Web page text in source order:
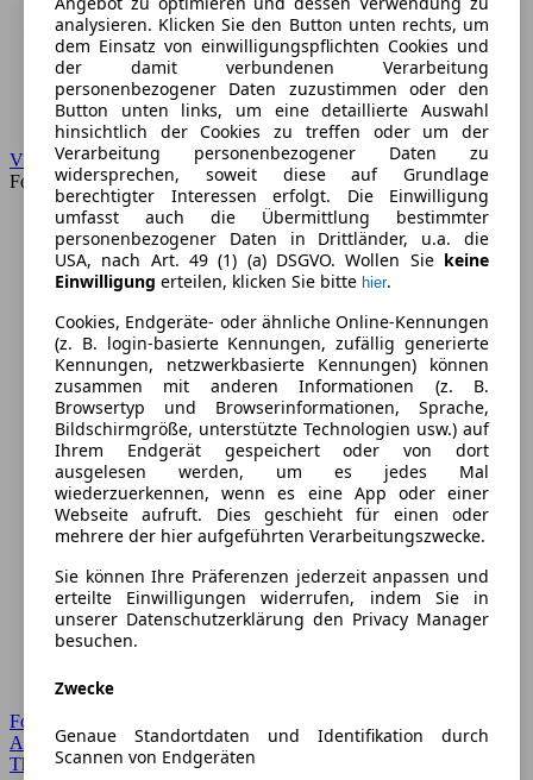
VW
Forum
Forum Startseite
Alle Auto-Foren
Themen-Forum
analysieren. Klicken Sie den Button unten rechts, um
dem Einsatz von einwilligungspflichten Cookies und
der damit verbundenen Verarbeitung
personenbezogener Daten zuzustimmen oder den
Button unten links, um eine detaillierte Auswahl
hinsichtlich der Cookies zu treffen oder um der
Verarbeitung personenbezogener Daten zu
widersprechen, soweit diese auf Grundlage
berechtigter Interessen erfolgt. Die Einwilligung
umfasst auch die Übermittlung bestimmter
personenbezogener Daten in Drittländer, u.a. die
USA, nach Art. 49 (1) (a) DSGVO. Wollen Sie keine
Einwilligung erteilen, klicken Sie bitte hier.
Cookies, Endgeräte- oder ähnliche Online-Kennungen
(z. B. login-basierte Kennungen, zufällig generierte
Kennungen, netzwerkbasierte Kennungen) können
zusammen mit anderen Informationen (z. B.
Browsertyp und Browserinformationen, Sprache,
Bildschirmgröße, unterstützte Technologien usw.) auf
Ihrem Endgerät gespeichert oder von dort
ausgelesen werden, um es jedes Mal
wiederzuerkennen, wenn es eine App oder einer
Webseite aufruft. Dies geschieht für einen oder
mehrere der hier aufgeführten Verarbeitungszwecke.
Sie können Ihre Präferenzen jederzeit anpassen und
erteilte Einwilligungen widerrufen, indem Sie in
unserer Datenschutzerklärung den Privacy Manager
besuchen.
Zwecke
Genaue Standortdaten und Identifikation durch
Scannen von Endgeräten